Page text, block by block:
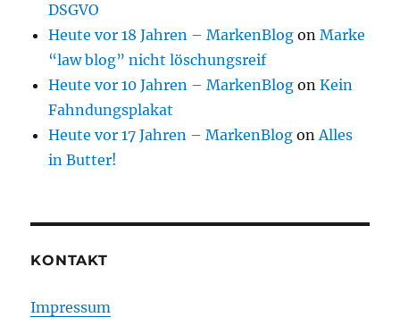
DSGVO
Heute vor 18 Jahren – MarkenBlog onMarke
“law blog” nicht löschungsreif
Heute vor 10 Jahren – MarkenBlog onKein
Fahndungsplakat
Heute vor 17 Jahren – MarkenBlog onAlles
in Butter!
KONTAKT
Impressum